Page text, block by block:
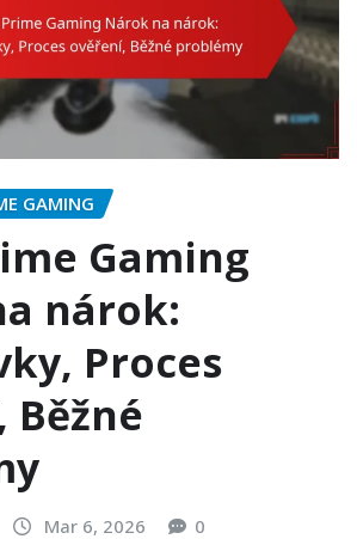
GAMING
Gaming
nárok:
Proces
Běžné
Mar 6, 2026 0